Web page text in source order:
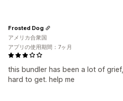
this bundler has been a lot of
hard to get. help me
Frosted Dog
アメリカ合衆国
アプリの使用期間：7ヶ月